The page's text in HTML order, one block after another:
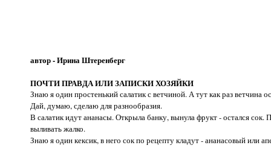
автор - Ирина Штеренберг
ПОЧТИ ПРАВДА ИЛИ ЗАПИСКИ ХОЗЯЙКИ
Знаю я один простенький салатик с ветчиной. А тут как раз ветчина
Дай, думаю, сделаю для разнообразия.
В салатик идут ананасы. Открыла банку, вынула фрукт - остался сок.
выливать жалко.
Знаю я один кексик, в него сок по рецепту кладут - ананасовый или